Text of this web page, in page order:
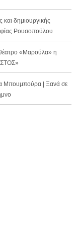
δημιουργικής
Ρουσοπούλου
«Μαρούλα» η
Μπουμπούρα | Ξανά σε